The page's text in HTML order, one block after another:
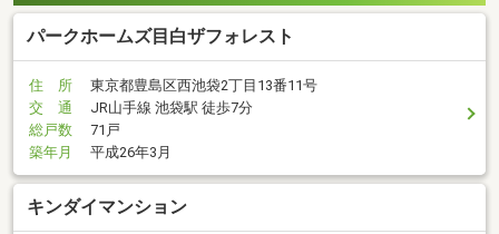
パークホームズ目白ザフォレスト
住 所
東京都豊島区西池袋2丁目13番11号
交 通
JR山手線 池袋駅 徒歩7分
総戸数
71戸
築年月
平成26年3月
キンダイマンション